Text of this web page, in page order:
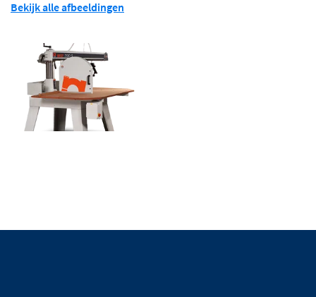
Bekijk alle afbeeldingen